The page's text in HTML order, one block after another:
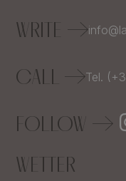
WRITE
CALL Tel.
FOLLOW
WETTER